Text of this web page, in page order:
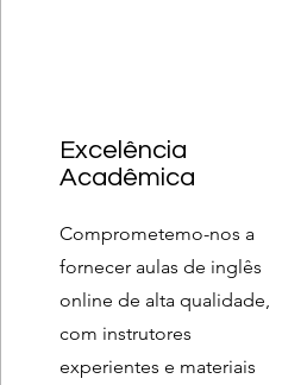
Excelência
Acadêmica
Comprometemo-nos a
fornecer aulas de inglês
online de alta qualidade,
com instrutores
experientes e materiais